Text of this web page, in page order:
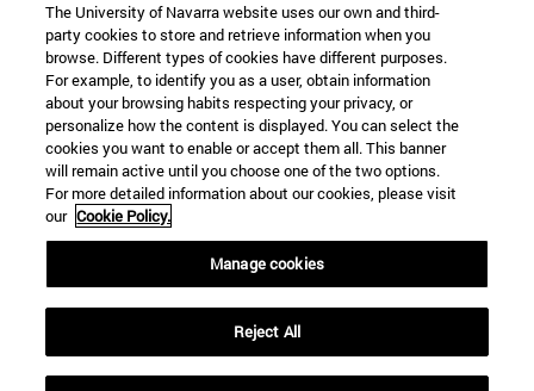
The University of Navarra website uses our own and third-
party cookies to store and retrieve information when you
browse. Different types of cookies have different purposes.
For example, to identify you as a user, obtain information
about your browsing habits respecting your privacy, or
personalize how the content is displayed. You can select the
cookies you want to enable or accept them all. This banner
will remain active until you choose one of the two options.
For more detailed information about our cookies, please visit
our Cookie Policy.
Manage cookies
Reject All